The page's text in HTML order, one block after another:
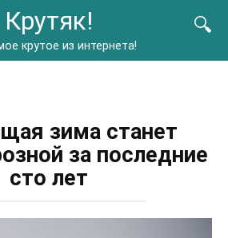
Крутяк!
крутое из интернета!
зима станет
за последние
сто лет